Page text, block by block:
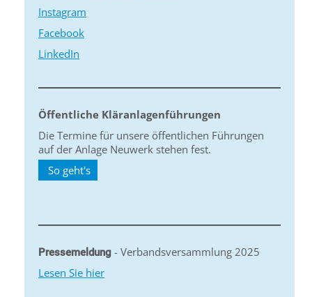
Instagram
Facebook
LinkedIn
Öffentliche Kläranlagenführungen
Die Termine für unsere öffentlichen Führungen
auf der Anlage Neuwerk stehen fest.
So geht's
Pressemeldung - Verbandsversammlung 2025
Lesen Sie hier